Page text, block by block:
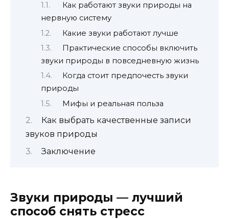
Как работают звуки природы на
нервную систему
Какие звуки работают лучше
Практические способы включить
звуки природы в повседневную жизнь
Когда стоит предпочесть звуки
природы
Мифы и реальная польза
Как выбрать качественные записи
звуков природы
Заключение
Звуки природы — лучший
способ снять стресс